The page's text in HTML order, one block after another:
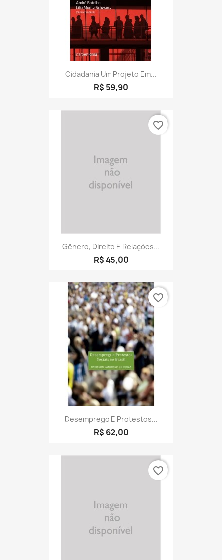
Cidadania Um Projeto Em...
R$ 59,90
Gênero, Direito E Relações...
R$ 45,00
favorite_border
Desemprego E Protestos...
R$ 62,00
favorite_border
favorite_border